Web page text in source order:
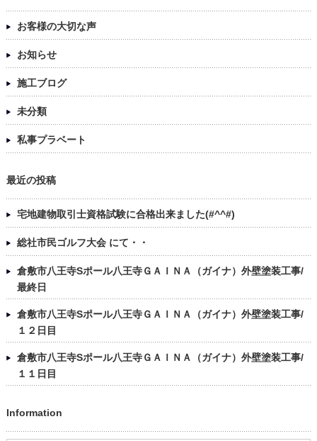
お客様の大切な声
お知らせ
施工ブログ
未分類
私事プラベート
最近の投稿
宅地建物取引士資格試験に合格出来ました(#^^#)
総社市民ゴルフ大会 にて・・
倉敷市八王寺Sポール八王寺ＧＡＩＮＡ（ガイナ）外壁塗装工事/
最終日
倉敷市八王寺Sポール八王寺ＧＡＩＮＡ（ガイナ）外壁塗装工事/
１２日目
倉敷市八王寺Sポール八王寺ＧＡＩＮＡ（ガイナ）外壁塗装工事/
１１日目
Information